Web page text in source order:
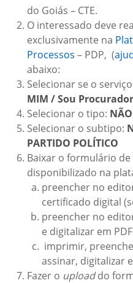
do Goiás – CTE.
O interessado deve
exclusivamente na
Processos – PDP, (
abaixo:
Selecionar se o
MIM / Sou Procurador
Selecionar o tipo:
Selecionar o subtipo:
PARTIDO POLÍTICO
Baixar o formulário
disponibilizado na
preencher no
certificado digital
preencher no
e digitalizar em
imprimir,
assinar, digitalizar
Fazer o uploaddo